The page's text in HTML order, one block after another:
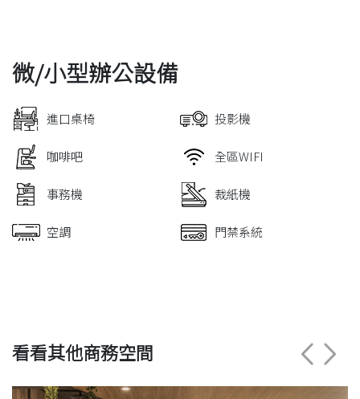
微/小型辦公設備
進口桌椅 投影機
咖啡吧 全區WIFI
事務機 裁紙機
空調 門禁系統
看看其他商務空間